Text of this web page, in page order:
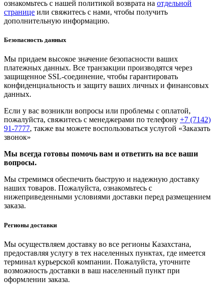
ознакомьтесь с нашей политикой возврата на отдельной
странице или свяжитесь с нами, чтобы получить
дополнительную информацию.
Безопасность данных
Мы придаем высокое значение безопасности ваших
платежных данных. Все транзакции производятся через
защищенное SSL-соединение, чтобы гарантировать
конфиденциальность и защиту ваших личных и финансовых
данных.
Если у вас возникли вопросы или проблемы с оплатой,
пожалуйста, свяжитесь с менеджерами по телефону +7 (7142)
91-7777, также вы можете воспользоваться услугой «Заказать
звонок»
Мы всегда готовы помочь вам и ответить на все ваши
вопросы.
Мы стремимся обеспечить быструю и надежную доставку
наших товаров. Пожалуйста, ознакомьтесь с
нижеприведенными условиями доставки перед размещением
заказа.
Регионы доставки
Мы осуществляем доставку во все регионы Казахстана,
предоставляя услугу в тех населенных пунктах, где имеется
терминал курьерской компании. Пожалуйста, уточните
возможность доставки в ваш населенный пункт при
оформлении заказа.